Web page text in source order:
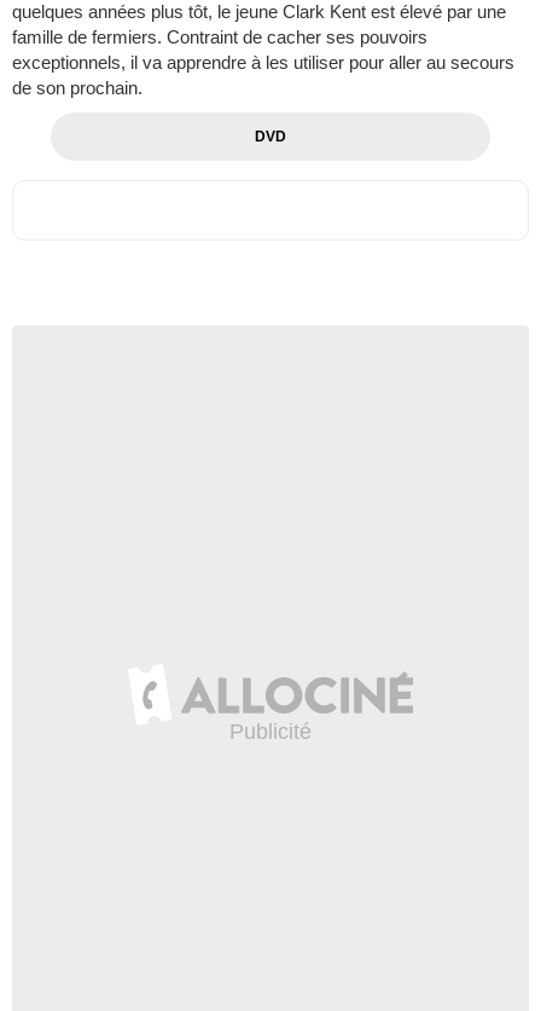
quelques années plus tôt, le jeune Clark Kent est élevé par une
famille de fermiers. Contraint de cacher ses pouvoirs
exceptionnels, il va apprendre à les utiliser pour aller au secours
de son prochain.
DVD